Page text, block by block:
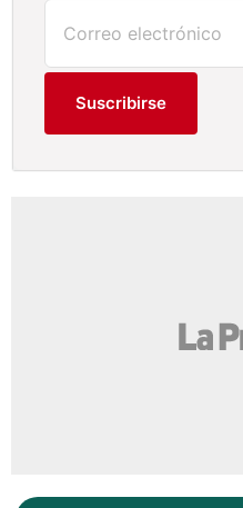
Suscribirse